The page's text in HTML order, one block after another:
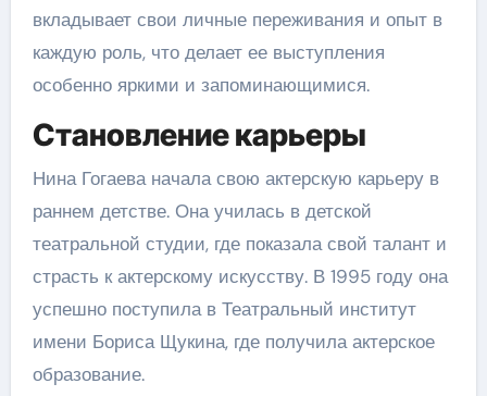
вкладывает свои личные переживания и опыт в
каждую роль, что делает ее выступления
особенно яркими и запоминающимися.
Становление карьеры
Нина Гогаева начала свою актерскую карьеру в
раннем детстве. Она училась в детской
театральной студии, где показала свой талант и
страсть к актерскому искусству. В 1995 году она
успешно поступила в Театральный институт
имени Бориса Щукина, где получила актерское
образование.